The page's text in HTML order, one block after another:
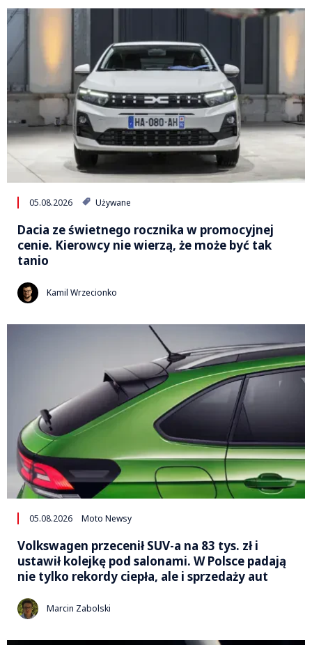
05.08.2026 Używane
Dacia ze świetnego rocznika w promocyjnej
cenie. Kierowcy nie wierzą, że może być tak
tanio
Kamil Wrzecionko
05.08.2026 Moto Newsy
Volkswagen przecenił SUV-a na 83 tys. zł i
ustawił kolejkę pod salonami. W Polsce padają
nie tylko rekordy ciepła, ale i sprzedaży aut
Marcin Zabolski